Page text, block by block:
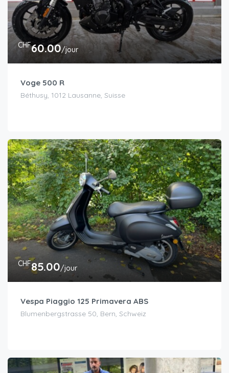
CHF60.00/jour
Voge 500 R
Béthusy, 1012 Lausanne, Suisse
CHF85.00/jour
Vespa Piaggio 125 Primavera ABS
Blumenbergstrasse 50, Bern, Schweiz